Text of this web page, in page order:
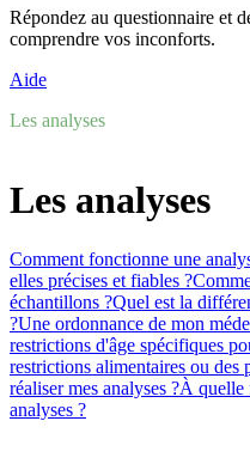
Répondez au questionnaire et
comprendre vos inconforts.
Aide
Les analyses
Les analyses
Comment fonctionne une
elles précises et fiables ?
échantillons ?Quel est la
?Une ordonnance de mon
restrictions d'âge spécifiques
restrictions alimentaires ou des
réaliser mes analyses ?À quelle
analyses ?